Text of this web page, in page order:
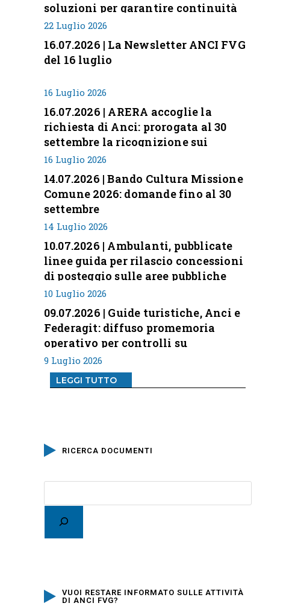
soluzioni per garantire continuità
servizi
22 Luglio 2026
16.07.2026 | La Newsletter ANCI FVG
del 16 luglio
16 Luglio 2026
16.07.2026 | ARERA accoglie la
richiesta di Anci: prorogata al 30
settembre la ricognizione sui
corrispettivi
16 Luglio 2026
14.07.2026 | Bando Cultura Missione
Comune 2026: domande fino al 30
settembre
14 Luglio 2026
10.07.2026 | Ambulanti, pubblicate
linee guida per rilascio concessioni
di posteggio sulle aree pubbliche
10 Luglio 2026
09.07.2026 | Guide turistiche, Anci e
Federagit: diffuso promemoria
operativo per controlli su
professione
9 Luglio 2026
LEGGI TUTTO
RICERCA DOCUMENTI
VUOI RESTARE INFORMATO SULLE ATTIVITÀ
DI ANCI FVG?